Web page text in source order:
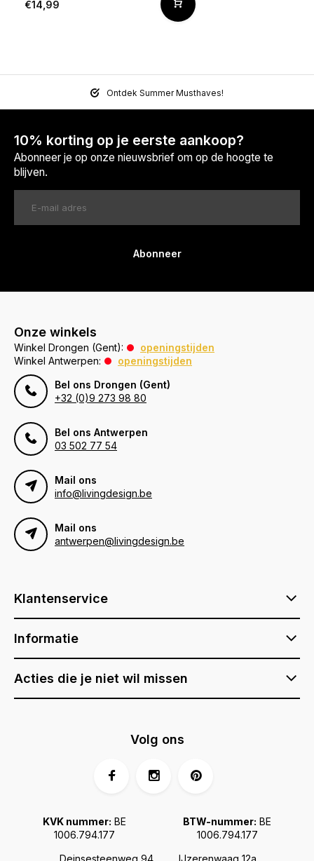
€14,99
Ontdek Summer Musthaves!
10% korting op je eerste aankoop?
Abonneer je op onze nieuwsbrief om op de hoogte te
blijven.
Abonneer
Onze winkels
Winkel Drongen (Gent):
openingstijden
Winkel Antwerpen:
openingstijden
Bel ons Drongen (Gent)
+32 (0)9 273 98 80
Bel ons Antwerpen
03 502 77 54
Mail ons
info@livingdesign.be
Mail ons
antwerpen@livingdesign.be
Klantenservice
Informatie
Acties die je niet wil missen
KVK nummer: BE
1006.794.177
BTW-nummer: BE
1006.794.177
Volg ons